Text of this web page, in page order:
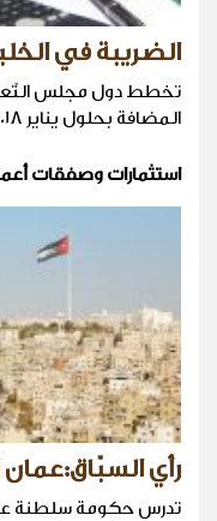
الضريبة في
تخطط دول مجلس
المضافة بحلول يناير 2018.
استثمارات وصفقات
رأي السبّاق:عمان
تدرس حكومة سلطنة